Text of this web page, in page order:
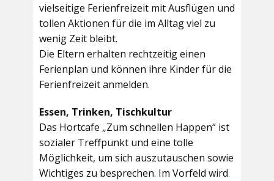
vielseitige Ferienfreizeit mit Ausflügen und
tollen Aktionen für die im Alltag viel zu
wenig Zeit bleibt.
Die Eltern erhalten rechtzeitig einen
Ferienplan und können ihre Kinder für die
Ferienfreizeit anmelden.
Essen, Trinken, Tischkultur
Das Hortcafe „Zum schnellen Happen“ ist
sozialer Treffpunkt und eine tolle
Möglichkeit, um sich auszutauschen sowie
Wichtiges zu besprechen. Im Vorfeld wird